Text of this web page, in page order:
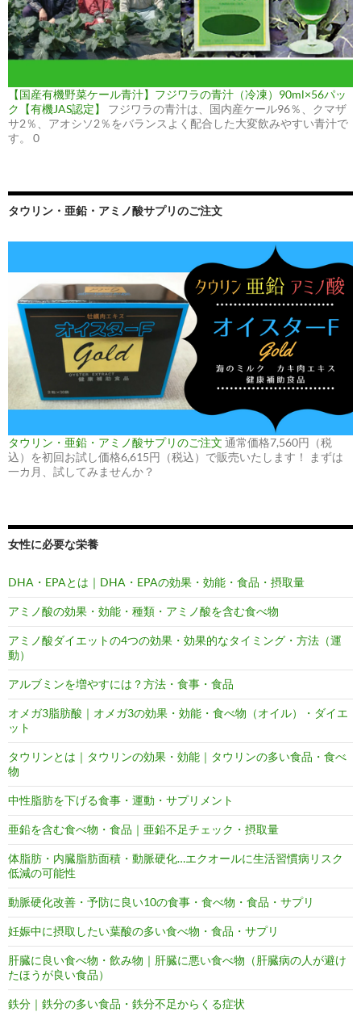
【国産有機野菜ケール青汁】フジワラの青汁（冷凍）90ml×56パッ
ク【有機JAS認定】
フジワラの青汁は、国内産ケール96％、クマザ
サ2％、アオシソ2％をバランスよく配合した大変飲みやすい青汁で
す。 0
タウリン・亜鉛・アミノ酸サプリのご注文
タウリン・亜鉛・アミノ酸サプリのご注文 通常価格7,560円（税
込）を初回お試し価格6,615円（税込）で販売いたします！ まずは
一カ月、試してみませんか？
女性に必要な栄養
DHA・EPAとは｜DHA・EPAの効果・効能・食品・摂取量
アミノ酸の効果・効能・種類・アミノ酸を含む食べ物
アミノ酸ダイエットの4つの効果・効果的なタイミング・方法（運
動）
アルブミンを増やすには？方法・食事・食品
オメガ3脂肪酸｜オメガ3の効果・効能・食べ物（オイル）・ダイエ
ット
タウリンとは｜タウリンの効果・効能｜タウリンの多い食品・食べ
物
中性脂肪を下げる食事・運動・サプリメント
亜鉛を含む食べ物・食品｜亜鉛不足チェック・摂取量
体脂肪・内臓脂肪面積・動脈硬化…エクオールに生活習慣病リスク
低減の可能性
動脈硬化改善・予防に良い10の食事・食べ物・食品・サプリ
妊娠中に摂取したい葉酸の多い食べ物・食品・サプリ
肝臓に良い食べ物・飲み物｜肝臓に悪い食べ物（肝臓病の人が避け
たほうが良い食品）
鉄分｜鉄分の多い食品・鉄分不足からくる症状